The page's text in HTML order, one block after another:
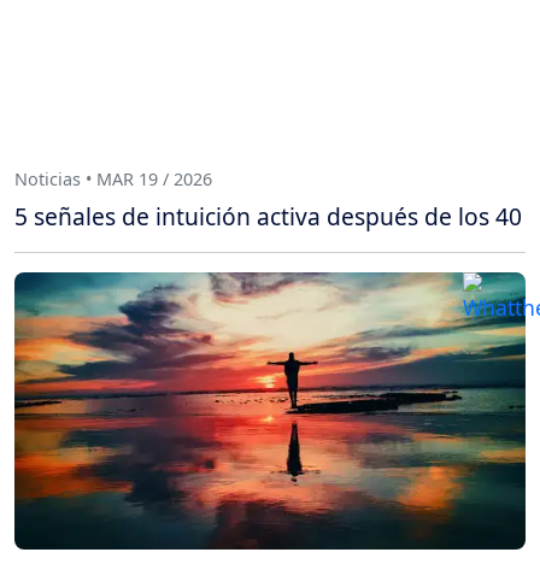
Noticias • MAR 19 / 2026
5 señales de intuición activa después de los 40